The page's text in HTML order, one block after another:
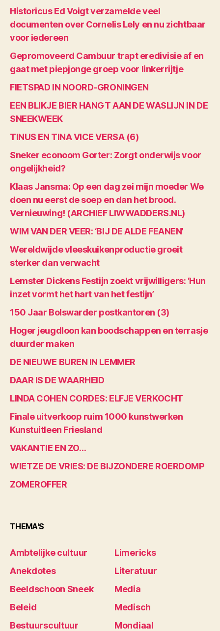
Historicus Ed Voigt verzamelde veel
documenten over Cornelis Lely en nu zichtbaar
voor iedereen
Gepromoveerd Cambuur trapt eredivisie af en
gaat met piepjonge groep voor linkerrijtje
FIETSPAD IN NOORD-GRONINGEN
EEN BLIKJE BIER HANGT AAN DE WASLIJN IN DE
SNEEKWEEK
TINUS EN TINA VICE VERSA (6)
Sneker econoom Gorter: Zorgt onderwijs voor
ongelijkheid?
Klaas Jansma: Op een dag zei mijn moeder We
doen nu eerst de soep en dan het brood.
Vernieuwing! (ARCHIEF LIWWADDERS.NL)
WIM VAN DER VEER: ‘BIJ DE ALDE FEANEN’
Wereldwijde vleeskuikenproductie groeit
sterker dan verwacht
Lemster Dickens Festijn zoekt vrijwilligers: ‘Hun
inzet vormt het hart van het festijn’
150 Jaar Bolswarder postkantoren (3)
Hoger jeugdloon kan boodschappen en terrasje
duurder maken
DE NIEUWE BUREN IN LEMMER
DAAR IS DE WAARHEID
LINDA COHEN CORDES: ELFJE VERKOCHT
Finale uitverkoop ruim 1000 kunstwerken
Kunstuitleen Friesland
VAKANTIE EN ZO…
WIETZE DE VRIES: DE BIJZONDERE ROERDOMP
ZOMEROFFER
THEMA'S
Ambtelijke cultuur
Anekdotes
Beeldschoon Sneek
Beleid
Bestuurscultuur
Limericks
Literatuur
Media
Medisch
Mondiaal